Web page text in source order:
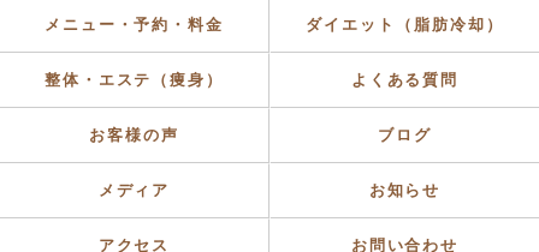
メニュー・予約・料金 ダイエット（脂肪冷却）
整体・エステ（痩身） よくある質問
お客様の声 ブログ
メディア お知らせ
アクセス お問い合わせ